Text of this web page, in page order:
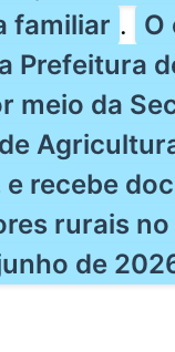
familiar .
O
Prefeitura
meio da
e recebe
rurais
de